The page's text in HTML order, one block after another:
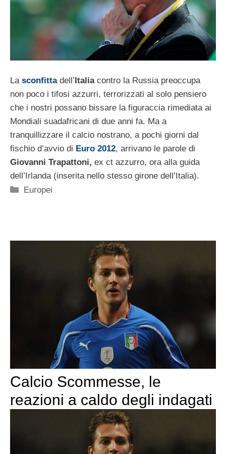
La sconfittadell’Italiacontro la Russia preoccupa
non poco i tifosi azzurri, terrorizzati al solo pensiero
che i nostri possano bissare la figuraccia rimediata ai
Mondiali suadafricani di due anni fa. Ma a
tranquillizzare il calcio nostrano, a pochi giorni dal
fischio d’avvio di Euro 2012, arrivano le parole di
Giovanni Trapattoni, ex ct azzurro, ora alla guida
dell’Irlanda (inserita nello stesso girone dell’Italia).
Categorie
Europei
Calcio Scommesse, le
reazioni a caldo degli indagati